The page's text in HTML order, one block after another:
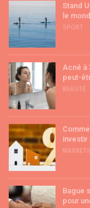
Stand
le
SPORT
Acné à
peut-
BEAUTÉ
investir
Bague
pour